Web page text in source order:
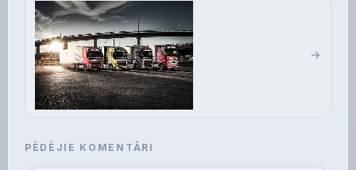
PĒDĒJIE KOMENTĀRI